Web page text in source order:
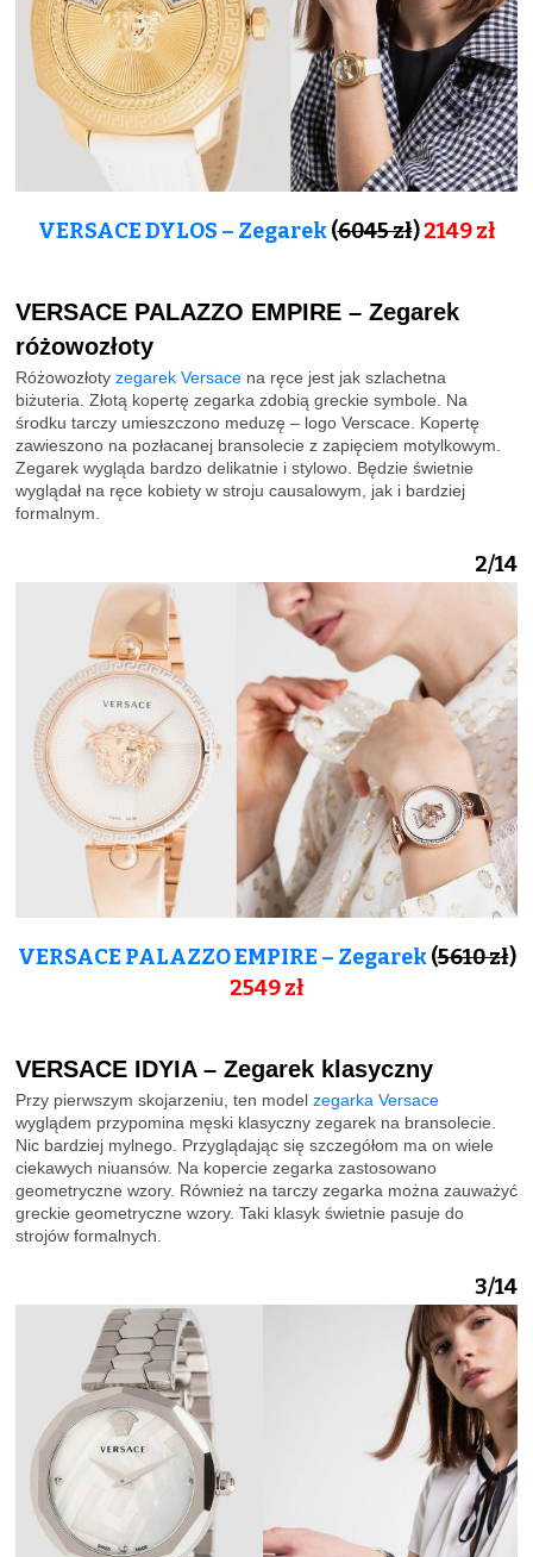
VERSACE DYLOS – Zegarek(6045 zł)2149 zł
VERSACE PALAZZO EMPIRE – Zegarek
różowozłoty
Różowozłoty zegarek Versace na ręce jest jak szlachetna
biżuteria. Złotą kopertę zegarka zdobią greckie symbole. Na
środku tarczy umieszczono meduzę – logo Verscace. Kopertę
zawieszono na pozłacanej bransolecie z zapięciem motylkowym.
Zegarek wygląda bardzo delikatnie i stylowo. Będzie świetnie
wyglądał na ręce kobiety w stroju causalowym, jak i bardziej
formalnym.
2/14
VERSACE PALAZZO EMPIRE – Zegarek(5610 zł)
2549 zł
VERSACE IDYIA – Zegarek klasyczny
Przy pierwszym skojarzeniu, ten model zegarka Versace
wyglądem przypomina męski klasyczny zegarek na bransolecie.
Nic bardziej mylnego. Przyglądając się szczegółom ma on wiele
ciekawych niuansów. Na kopercie zegarka zastosowano
geometryczne wzory. Również na tarczy zegarka można zauważyć
greckie geometryczne wzory. Taki klasyk świetnie pasuje do
strojów formalnych.
3/14